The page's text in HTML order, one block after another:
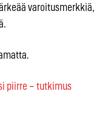
varoitusmerkkiä,
piirre – tutkimus